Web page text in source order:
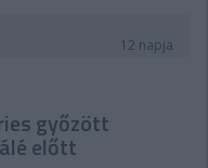
12 napja
győzött
előtt